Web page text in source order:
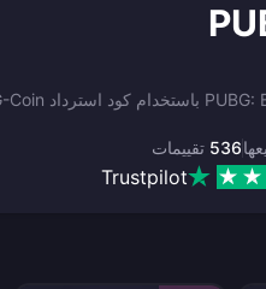
536 تقييمات
Trustpilot